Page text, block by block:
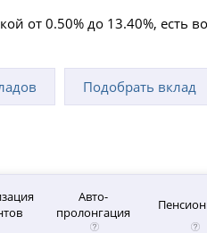
от 0.50% до 13.40%, есть
Подобрать вклад
Авто-
пролонгация